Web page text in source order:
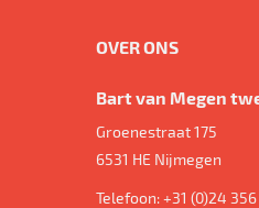
OVER ONS
Bart van Megen
Groenestraat 175
6531 HE Nijmegen
Telefoon:+31 (0)24